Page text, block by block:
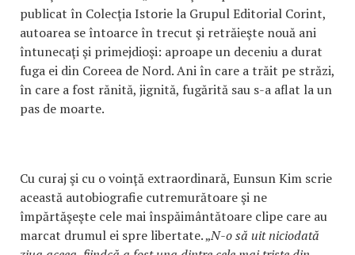
publicat în Colecţia Istorie la Grupul Editorial Corint,
autoarea se întoarce în trecut şi retrăieşte nouă ani
întunecaţi şi primejdioşi: aproape un deceniu a durat
fuga ei din Coreea de Nord. Ani în care a trăit pe străzi,
în care a fost rănită, jignită, fugărită sau s-a aflat la un
pas de moarte.
Cu curaj şi cu o voinţă extraordinară, Eunsun Kim scrie
această autobiografie cutremurătoare şi ne
împărtăşeşte cele mai înspăimântătoare clipe care au
marcat drumul ei spre libertate. „N-o să uit niciodată